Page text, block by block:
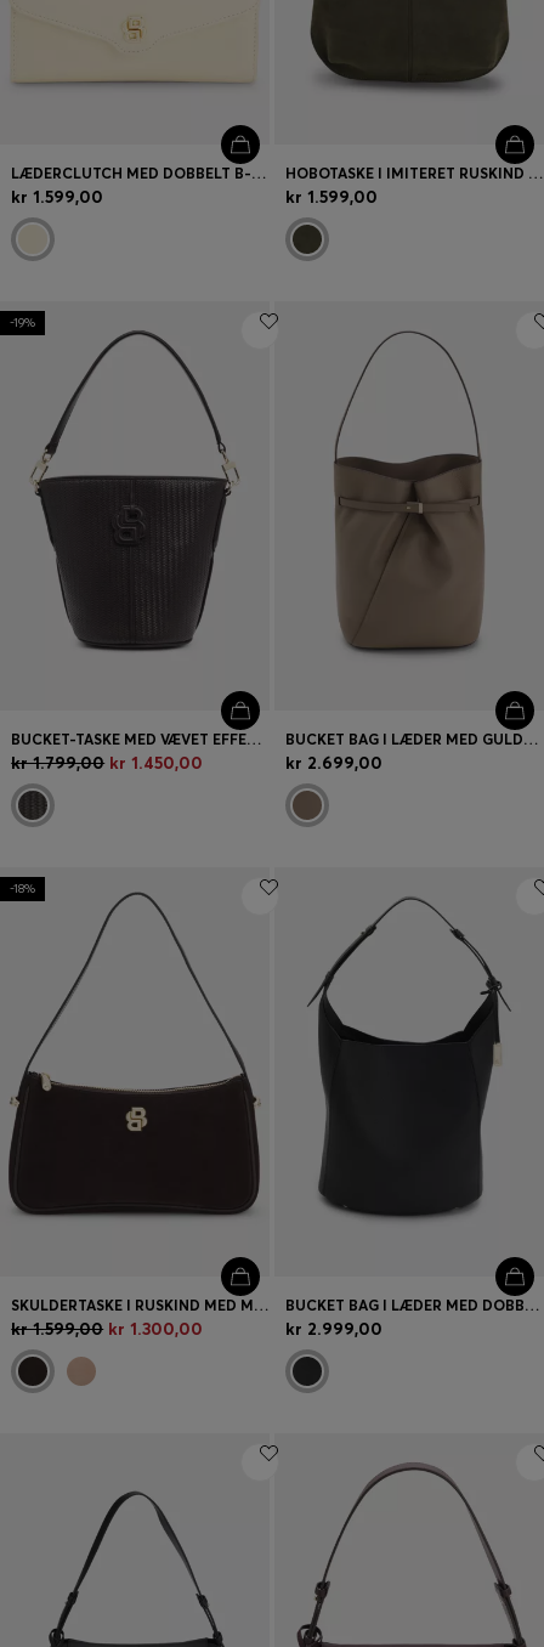
LÆDERCLUTCH MED DOBBELT B-MONOGRAM.
kr 1.599,00
HOBOTASKE I IMITERET RUSKIND MED METALLISKE DETALJER
kr 1.599,00
-19%
BUCKET-TASKE MED VÆVET EFFEKT OG DOBBELT B-MONOGRAM
kr 1.799,00 kr 1.450,00
BUCKET BAG I LÆDER MED GULDFARVEDE DETALJER
kr 2.699,00
-18%
SKULDERTASKE I RUSKIND MED METALLISK DOUBLE B-MONOGRAM
kr 1.599,00 kr 1.300,00
BUCKET BAG I LÆDER MED DOBBELT B-MONOGRAMPLAKETTE
kr 2.999,00